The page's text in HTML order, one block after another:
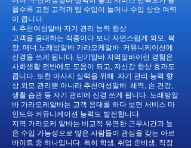
을수록 고정 고객과 팁 수입이 늘어나 수입 상승 여력
이 큽니다.
4. 추천여성알바 자기 관리 능력 향상
고객을 응대하는 직종이다 보니 자연스럽게 외모, 복
장, 매너,노래방알바 가라오케알바 커뮤니케이션에
신경을 쓰게 됩니다. 단기알바 지역알바이런 경험은
사회생활 전반에도 도움이 되고, 자신감 향상 효과도
큽니다. 또한 마사지 실력을 위해 자기 관리 능력 향
상 외모 관리뿐 아니라 추천여성알바 체력, 손 건강,
생활 습관 등 자기 관리에 신경 쓰게 됩니다. 노래방알
바 가라오케알바는 고객 응대를 하다 보면 서비스 마
인드와 커뮤니케이션 능력도 발전합니다.
지역 가라오케 알바는 비교적 유연한 근무시간과 높
은 수입 가능성으로 많은 사람들이 관심을 갖는 아르
바이트 중 하나입니다. 특히 학생, 취업 준비생, 직장